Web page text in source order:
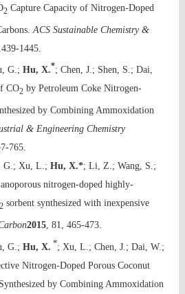
2Capture Capacity of Nitrogen-Doped
ACS Sustainable Chemistry &
1445.
G.; Hu, X.*; Chen, J.; Shen, S.; Dai,
CO2by Petroleum Coke Nitrogen-
by Combining Ammoxidation
& Engineering Chemistry
765.
G.; Xu, L.; Hu, X.*; Li, Z.; Wang, S.;
nitrogen-doped highly-
sorbent synthesized with inexpensive
2015, 81, 465-473.
G.; Hu, X. *; Xu, L.; Chen, J.; Dai, W.;
Nitrogen-Doped Porous Coconut
by Combining Ammoxidation